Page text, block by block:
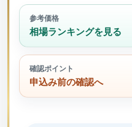
参考価格
相場ランキングを見る
確認ポイント
申込み前の確認へ